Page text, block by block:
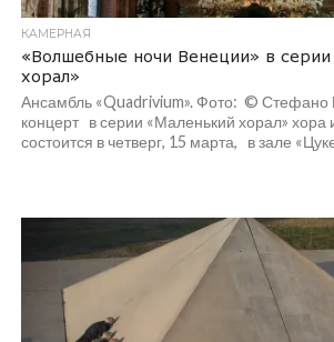
КАМЕРНАЯ
«Волшебные ночи Венеции» в
хорал»
Ансамбль «Quadrivium». Фото: © Стефано
концерт в серии «Маленький хорал» хора
состоится в четверг, 15 марта, в зале